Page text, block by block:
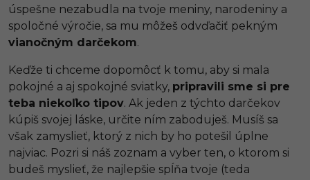
1
2
2
úspešne nezabudla na tvoje meniny, narodeniny a
spoločné výročie, sa mu môžeš odvďačiť pekným
vianočným darčekom.
Keďže ti chceme dopomôcť k tomu, aby si mala
pokojné a aj spokojné sviatky, pripravili sme si pre
teba niekoľko tipov. Ak jeden z týchto darčekov
kúpiš svojej láske, určite ním zaboduješ. Musíš sa
však zamyslieť, ktorý z nich by ho potešil úplne
najviac. Pozri si náš zoznam a vyber ten, o ktorom si
budeš myslieť, že najlepšie spĺňa tvoje (teda